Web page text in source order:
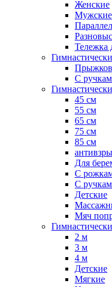
Женские
Мужские
Тележка
С
45 см
55 см
65 см
75 см
85 см
Для
С
С
Детские
Мяч
2 м
3 м
4 м
Детские
Мягкие